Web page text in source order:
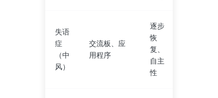
失语
症
（中
风）
交流板、应
用程序
逐步
恢
复、
自主
性